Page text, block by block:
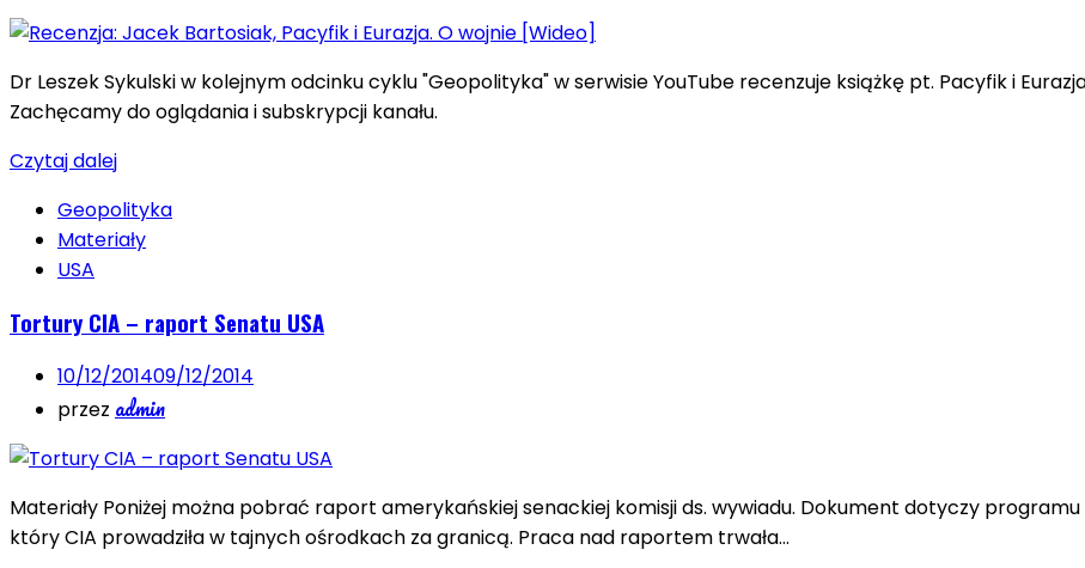
Dr Leszek Sykulski w kolejnym odcinku cyklu "Geopolityka" w serwisie YouTube recenzuje książkę pt. Pacyfik i
Zachęcamy do oglądania i subskrypcji kanału.
Czytaj dalej
Geopolityka
Materiały
USA
Tortury CIA – raport Senatu USA
10/12/201409/12/2014
przez admin
Materiały Poniżej można pobrać raport amerykańskiej senackiej komisji ds. wywiadu. Dokument dotyczy
który CIA prowadziła w tajnych ośrodkach za granicą. Praca nad raportem trwała…